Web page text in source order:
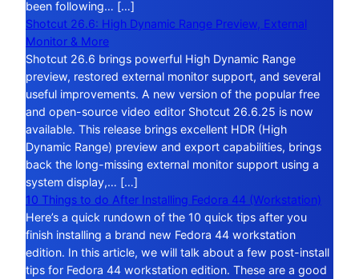
been following… […]
Shotcut 26.6: High Dynamic Range Preview, External
Monitor & More
Shotcut 26.6 brings powerful High Dynamic Range
preview, restored external monitor support, and several
useful improvements. A new version of the popular free
and open-source video editor Shotcut 26.6.25 is now
available. This release brings excellent HDR (High
Dynamic Range) preview and export capabilities, brings
back the long-missing external monitor support using a
system display,… […]
10 Things to do After Installing Fedora 44 (Workstation)
Here’s a quick rundown of the 10 quick tips after you
finish installing a brand new Fedora 44 workstation
edition. In this article, we will talk about a few post-install
tips for Fedora 44 workstation edition. These are a good